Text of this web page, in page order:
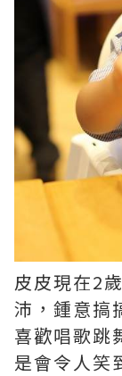
皮皮現在2
沛，鍾意搞
喜歡唱歌跳
是會令人